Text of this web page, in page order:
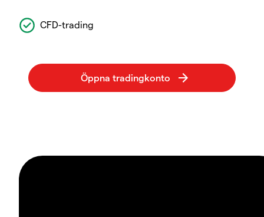
CFD-trading